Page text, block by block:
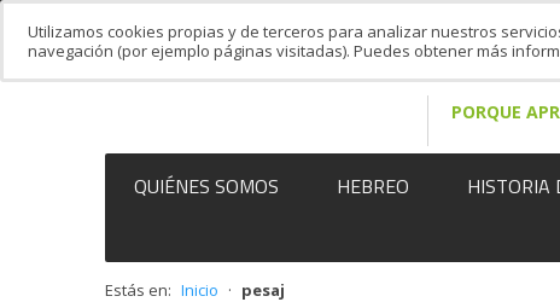
PORQUE
QUIÉNES SOMOS HEBREO HISTORIA
Estás en: Inicio · pesaj
Utilizamos cookies propias y de terceros para analizar nuestros
navegación (por ejemplo páginas visitadas). Puedes obtener más